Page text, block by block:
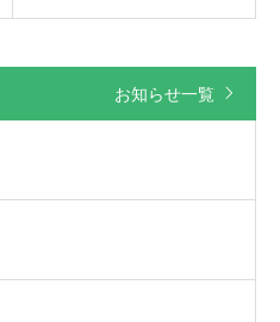
お知らせ一覧